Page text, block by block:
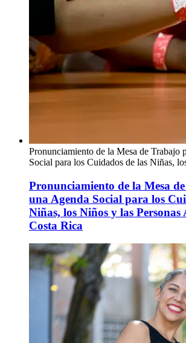
Pronunciamiento de la Mesa de Trabajo
Social para los Cuidados de las Niñas,
Pronunciamiento de la Mesa
una Agenda Social para los
Niñas, los Niños y las Personas
Costa Rica